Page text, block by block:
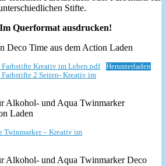
Stifte.
Querformat ausdrucken!
Deco Time aus dem Action Laden
Kreativ im Leben.pdf
Herunterladen
2 Seiten- Kreativ im
Alkohol- und Aqua Twinmarker
Laden
Twinmarker – Kreativ im
Alkohol- und Aqua Twinmarker Deco